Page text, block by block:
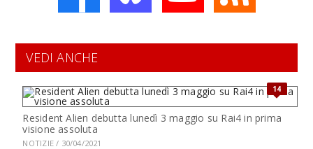
VEDI ANCHE
14
Resident Alien debutta lunedì 3 maggio su Rai4 in prima
visione assoluta
NOTIZIE / 30/04/2021